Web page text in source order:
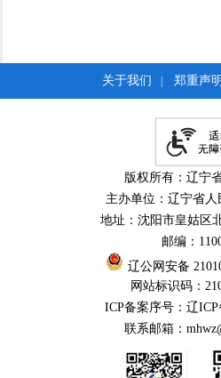
关于我们 郑重声明
版权所有：辽宁
主办单位：辽宁省
地址：沈阳市皇姑区
邮编：
辽公网安备
网站标识码：
ICP备案序号：辽ICP
联系邮箱：